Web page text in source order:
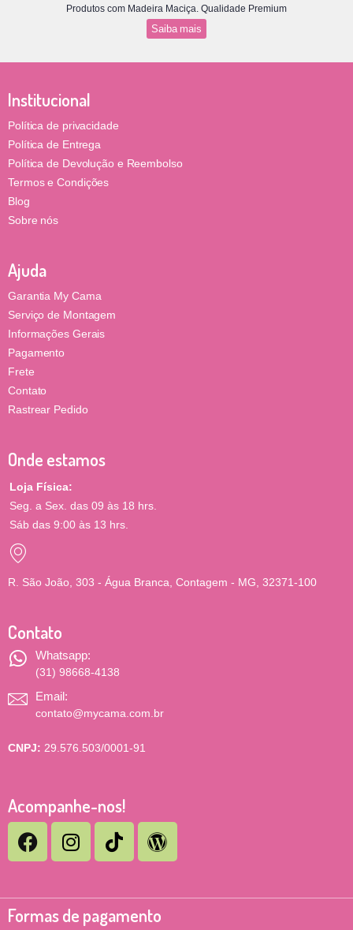
Produtos com Madeira Maciça. Qualidade Premium
Saiba mais
Institucional
Política de privacidade
Política de Entrega
Política de Devolução e Reembolso
Termos e Condições
Blog
Sobre nós
Ajuda
Garantia My Cama
Serviço de Montagem
Informações Gerais
Pagamento
Frete
Contato
Rastrear Pedido
Onde estamos
Loja Física:
Seg. a Sex. das 09 às 18 hrs.
Sáb das 9:00 às 13 hrs.
R. São João, 303 - Água Branca, Contagem - MG, 32371-100
Contato
Whatsapp:
(31) 98668-4138
Email:
contato@mycama.com.br
CNPJ: 29.576.503/0001-91
Acompanhe-nos!
Formas de pagamento